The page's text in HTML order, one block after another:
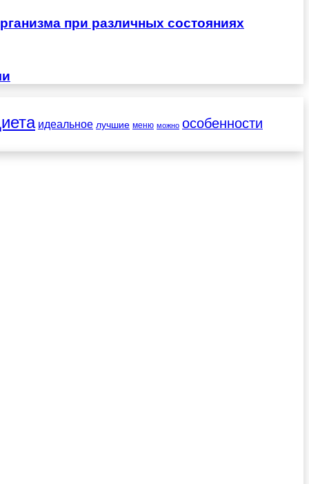
при различных состояниях
идеальное лучшие меню можно особенности